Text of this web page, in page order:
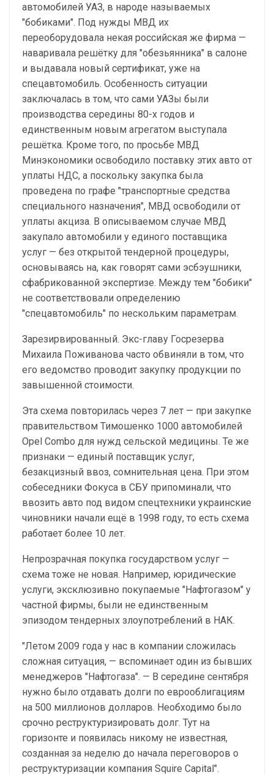
автомобилей УАЗ, в народе называемых
"бобиками". Под нужды МВД их
переоборудовала некая российская же фирма —
наваривала решётку для "обезьянника" в салоне
и выдавала новый сертификат, уже на
спецавтомобиль. Особенность ситуации
заключалась в том, что сами УАЗы были
производства середины 80-х годов и
единственным новым агрегатом выступала
решётка. Кроме того, по просьбе МВД
Минэкономики освободило поставку этих авто от
уплаты НДС, а поскольку закупка была
проведена по графе "транспортные средства
специального назначения", МВД освободили от
уплаты акциза. В описываемом случае МВД
закупало автомобили у единого поставщика
услуг — без открытой тендерной процедуры,
основываясь на, как говорят сами эсбэушники,
сфабрикованной экспертизе. Между тем "бобики"
не соответствовали определению
"спецавтомобиль" по нескольким параметрам.
Зарезирвированный. Экс-главу Госрезерва
Михаила Поживанова часто обвиняли в том, что
его ведомство проводит закупку продукции по
завышенной стоимости.
Эта схема повторилась через 7 лет — при закупке
правительством Тимошенко 1000 автомобилей
Opel Combo для нужд сельской медицины. Те же
признаки — единый поставщик услуг,
безакцизный ввоз, сомнительная цена. При этом
собеседники Фокуса в СБУ припоминали, что
ввозить авто под видом спецтехники украинские
чиновники начали ещё в 1998 году, то есть схема
работает более 10 лет.
Непрозрачная покупка государством услуг —
схема тоже не новая. Например, юридические
услуги, эксклюзивно покупаемые "Нафтогазом" у
частной фирмы, были не единственным
эпизодом тендерных злоупотреблений в НАК.
"Летом 2009 года у нас в компании сложилась
сложная ситуация, — вспоминает один из бывших
менеджеров "Нафтогаза". — В середине сентября
нужно было отдавать долги по еврооблигациям
на 500 миллионов долларов. Необходимо было
срочно реструктуризировать долг. Тут на
горизонте и появилась никому не известная,
созданная за неделю до начала переговоров о
реструктуризации компания Squire Capital".